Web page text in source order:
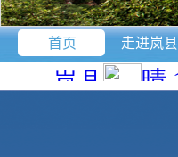
首页 走进岚县